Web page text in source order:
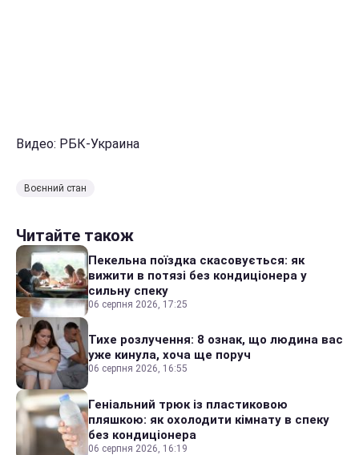
Видео: РБК-Украина
Воєнний стан
Читайте також
Пекельна поїздка скасовується: як
вижити в потязі без кондиціонера у
сильну спеку
06 серпня 2026, 17:25
Тихе розлучення: 8 ознак, що людина вас
уже кинула, хоча ще поруч
06 серпня 2026, 16:55
Геніальний трюк із пластиковою
пляшкою: як охолодити кімнату в спеку
без кондиціонера
06 серпня 2026, 16:19